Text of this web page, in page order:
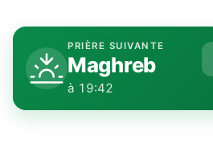
PRIÈRE SUIVANTE
Maghreb
à 19:42